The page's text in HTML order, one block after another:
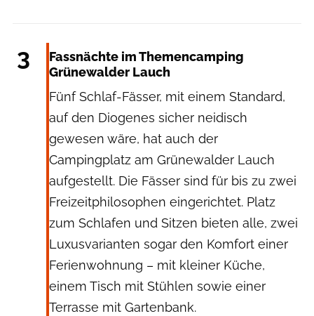
3
Fassnächte im Themencamping
Grünewalder Lauch
Fünf Schlaf-Fässer, mit einem Standard,
auf den Diogenes sicher neidisch
gewesen wäre, hat auch der
Campingplatz am Grünewalder Lauch
aufgestellt. Die Fässer sind für bis zu zwei
Freizeitphilosophen eingerichtet. Platz
zum Schlafen und Sitzen bieten alle, zwei
Luxusvarianten sogar den Komfort einer
Ferienwohnung – mit kleiner Küche,
einem Tisch mit Stühlen sowie einer
Terrasse mit Gartenbank.